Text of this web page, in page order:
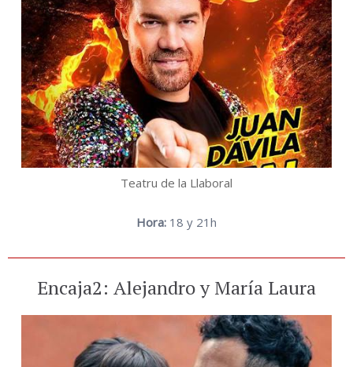
Teatru de la Llaboral
Hora: 18 y 21h
Encaja2: Alejandro y María Laura